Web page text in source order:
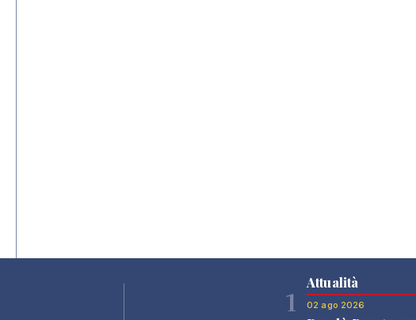
1
Attualità
02 ago 2026